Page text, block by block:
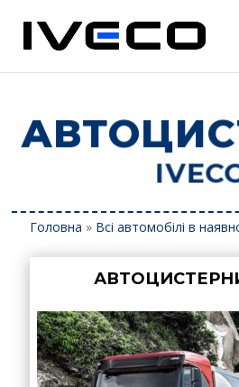
Головна » Всі автомобілі в
АВТОЦИСТЕРНИ